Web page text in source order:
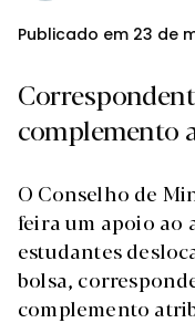
Publicado em 23 de
complemento
O Conselho de
feira um apoio ao
estudantes
bolsa,
complemento